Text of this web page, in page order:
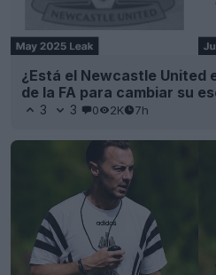
¿Está el Newcastle United
de la FA para cambiar su
3 3 0 2K 7h